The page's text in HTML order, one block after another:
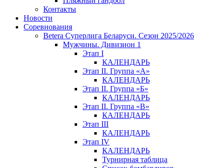
Контакты
Новости
Соревнования
Betera Суперлига Беларуси. Сезон 2025/2026
Мужчины. Дивизион 1
Этап I
КАЛЕНДАРЬ
Этап II. Группа «А»
КАЛЕНДАРЬ
Этап II. Группа «Б»
КАЛЕНДАРЬ
Этап II. Группа «В»
КАЛЕНДАРЬ
Этап III
КАЛЕНДАРЬ
Этап IV
КАЛЕНДАРЬ
Турнирная таблица